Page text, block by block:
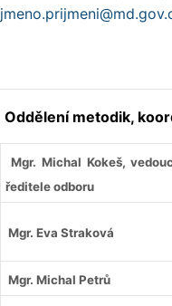
Oddělení metodik,
Mgr. Michal Kokeš,
ředitele odboru
Mgr. Eva Straková
Mgr. Michal Petrů